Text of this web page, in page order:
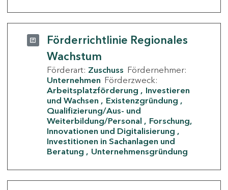
Förderrichtlinie Regionales
Wachstum
Förderart: Zuschuss Fördernehmer:
Unternehmen Förderzweck:
Arbeitsplatzförderung
Investieren
und Wachsen
Existenzgründung
Qualifizierung/Aus- und
Weiterbildung/Personal
Forschung,
Innovationen und Digitalisierung
Investitionen in Sachanlagen und
Beratung
Unternehmensgründung